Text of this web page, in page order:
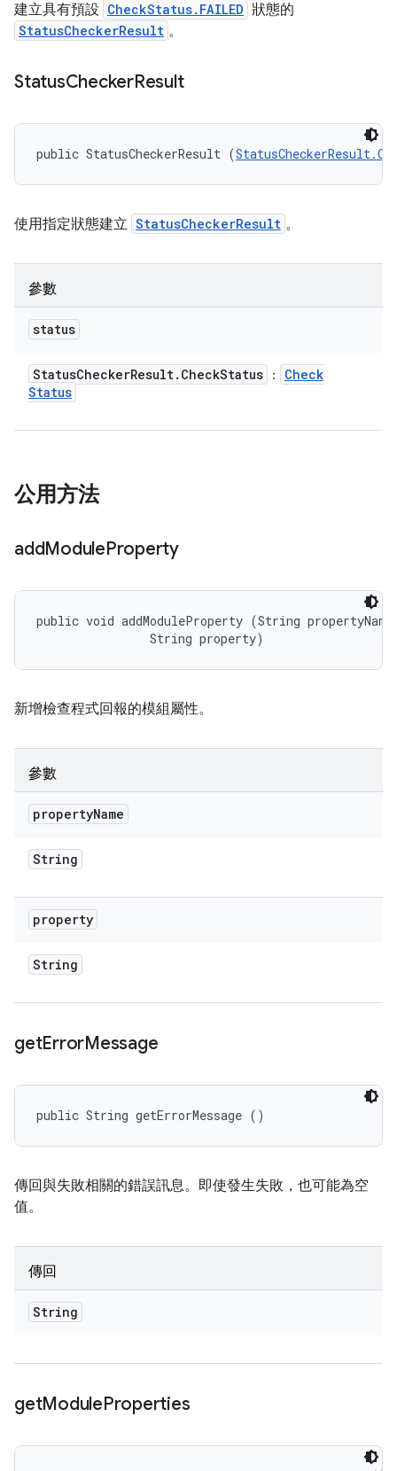
建立具有預設 CheckStatus.FAILED 狀態的
StatusCheckerResult 。
StatusCheckerResult
public StatusCheckerResult (
使用指定狀態建立 StatusCheckerResult 。
參數
status
StatusCheckerResult. CheckStatus ：
Check
Status
公用方法
addModuleProperty
public void addModuleProperty (String
                String property)
新增檢查程式回報的模組屬性。
參數
propertyName
String
property
String
getErrorMessage
public String getErrorMessage ()
傳回與失敗相關的錯誤訊息。即使發生失敗，也可能為空
值。
傳回
String
getModuleProperties